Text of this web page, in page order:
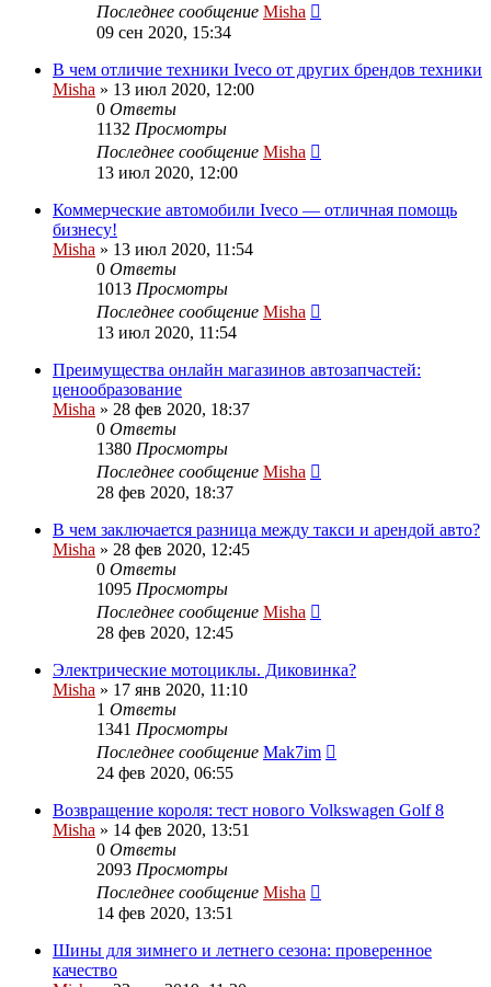
Последнее сообщение Misha
09 сен 2020, 15:34
В чем отличие техники Iveco от других брендов техники
Misha » 13 июл 2020, 12:00
0 Ответы
1132 Просмотры
Последнее сообщение Misha
13 июл 2020, 12:00
Коммерческие автомобили Iveco — отличная помощь
бизнесу!
Misha » 13 июл 2020, 11:54
0 Ответы
1013 Просмотры
Последнее сообщение Misha
13 июл 2020, 11:54
Преимущества онлайн магазинов автозапчастей:
ценообразование
Misha » 28 фев 2020, 18:37
0 Ответы
1380 Просмотры
Последнее сообщение Misha
28 фев 2020, 18:37
В чем заключается разница между такси и арендой авто?
Misha » 28 фев 2020, 12:45
0 Ответы
1095 Просмотры
Последнее сообщение Misha
28 фев 2020, 12:45
Электрические мотоциклы. Диковинка?
Misha » 17 янв 2020, 11:10
1 Ответы
1341 Просмотры
Последнее сообщение Mak7im
24 фев 2020, 06:55
Возвращение короля: тест нового Volkswagen Golf 8
Misha » 14 фев 2020, 13:51
0 Ответы
2093 Просмотры
Последнее сообщение Misha
14 фев 2020, 13:51
Шины для зимнего и летнего сезона: проверенное
качество